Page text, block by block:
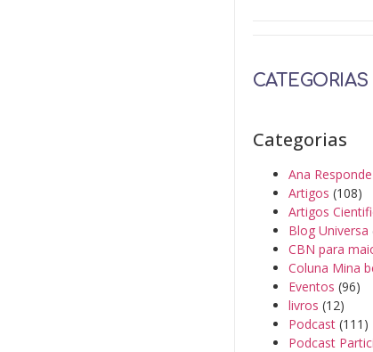
CATEGORIAS
Categorias
Ana Responde
Artigos (108)
Artigos
Blog Universa
CBN para
Coluna Mina
Eventos (96)
livros (12)
Podcast(111)
Podcast